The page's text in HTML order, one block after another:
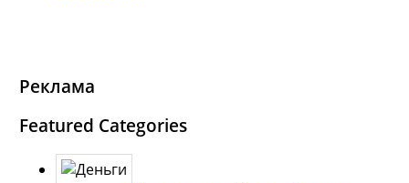
Реклама
Featured Categories